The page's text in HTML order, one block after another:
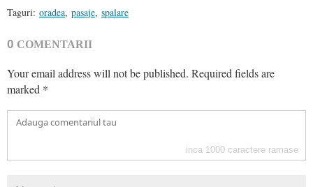
Taguri: oradea, pasaje, spalare
0 COMENTARII
Your email address will not be published. Required fields are
marked *
inca 1000 caractere ramase